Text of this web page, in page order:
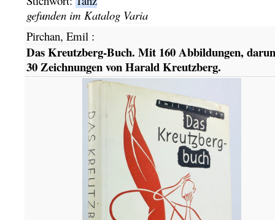
gefunden im Katalog Varia
Pirchan, Emil :
Das Kreutzberg-Buch. Mit 160 Abbildungen,
30 Zeichnungen von Harald Kreutzberg.